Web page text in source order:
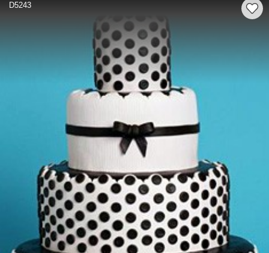
D5243